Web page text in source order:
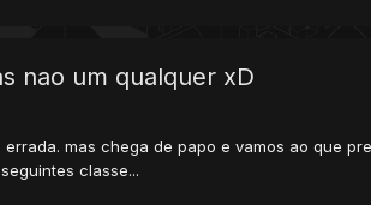
nao um qualquer xD
mas chega de papo e vamos ao que
classe...